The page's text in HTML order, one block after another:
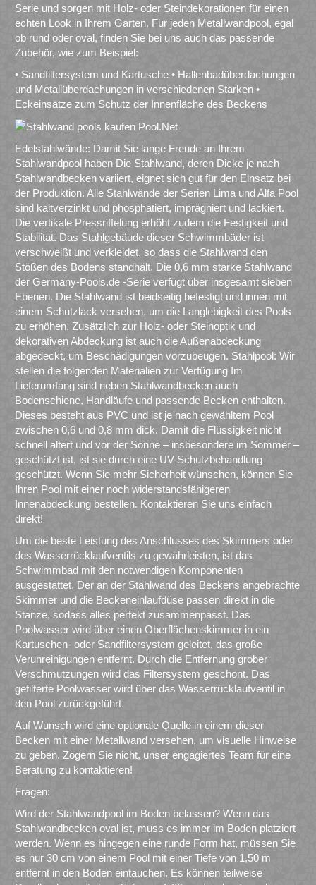
Serie und sorgen mit Holz- oder Steindekorationen für einen
echten Look in Ihrem Garten. Für jeden Metallwandpool, egal
ob rund oder oval, finden Sie bei uns auch das passende
Zubehör, wie zum Beispiel:
• Sandfiltersystem und Kartusche • Hallenbadüberdachungen
und Metallüberdachungen in verschiedenen Stärken •
Eckeinsätze zum Schutz der Innenfläche des Beckens
Edelstahlwände: Damit Sie lange Freude an Ihrem
Stahlwandpool haben Die Stahlwand, deren Dicke je nach
Stahlwandbecken variiert, eignet sich gut für den Einsatz bei
der Produktion. Alle Stahlwände der Serien Lima und Alfa Pool
sind kaltverzinkt und phosphatiert, imprägniert und lackiert.
Die vertikale Pressriffelung erhöht zudem die Festigkeit und
Stabilität. Das Stahlgebäude dieser Schwimmbäder ist
verschweißt und verkleidet, so dass die Stahlwand den
Stößen des Bodens standhält. Die 0,6 mm starke Stahlwand
der Germany-Pools.de -Serie verfügt über insgesamt sieben
Ebenen. Die Stahlwand ist beidseitig befestigt und innen mit
einem Schutzlack versehen, um die Langlebigkeit des Pools
zu erhöhen. Zusätzlich zur Holz- oder Steinoptik und
dekorativen Abdeckung ist auch die Außenabdeckung
abgedeckt, um Beschädigungen vorzubeugen. Stahlpool: Wir
stellen die folgenden Materialien zur Verfügung Im
Lieferumfang sind neben Stahlwandbecken auch
Bodenschiene, Handläufe und passende Becken enthalten.
Dieses besteht aus PVC und ist je nach gewähltem Pool
zwischen 0,6 und 0,8 mm dick. Damit die Flüssigkeit nicht
schnell altert und vor der Sonne – insbesondere im Sommer –
geschützt ist, ist sie durch eine UV-Schutzbehandlung
geschützt. Wenn Sie mehr Sicherheit wünschen, können Sie
Ihren Pool mit einer noch widerstandsfähigeren
Innenabdeckung bestellen. Kontaktieren Sie uns einfach
direkt!
Um die beste Leistung des Anschlusses des Skimmers oder
des Wasserrücklaufventils zu gewährleisten, ist das
Schwimmbad mit den notwendigen Komponenten
ausgestattet. Der an der Stahlwand des Beckens angebrachte
Skimmer und die Beckeneinlaufdüse passen direkt in die
Stanze, sodass alles perfekt zusammenpasst. Das
Poolwasser wird über einen Oberflächenskimmer in ein
Kartuschen- oder Sandfiltersystem geleitet, das große
Verunreinigungen entfernt. Durch die Entfernung grober
Verschmutzungen wird das Filtersystem geschont. Das
gefilterte Poolwasser wird über das Wasserrücklaufventil in
den Pool zurückgeführt.
Auf Wunsch wird eine optionale Quelle in einem dieser
Becken mit einer Metallwand versehen, um visuelle Hinweise
zu geben. Zögern Sie nicht, unser engagiertes Team für eine
Beratung zu kontaktieren!
Fragen:
Wird der Stahlwandpool im Boden belassen? Wenn das
Stahlwandbecken oval ist, muss es immer im Boden platziert
werden. Wenn es hingegen eine runde Form hat, müssen Sie
es nur 30 cm von einem Pool mit einer Tiefe von 1,50 m
entfernt in den Boden eintauchen. Es können teilweise